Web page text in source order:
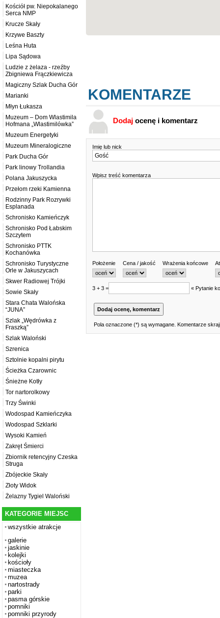
Kościół pw. Niepokalanego
Serca NMP
Krucze Skały
Krzywe Baszty
Leśna Huta
Lipa Sądowa
Ludzie z żelaza - rzeźby
Zbigniewa Frączkiewicza
Magiczny Szlak Ducha Gór
Marianki
Młyn Łukasza
Muzeum – Dom Wlastimila
Hofmana „Wlastimilówka”
Muzeum Energetyki
Muzeum Mineralogiczne
Park Ducha Gór
Park linowy Trollandia
Polana Jakuszycka
Przełom rzeki Kamienna
Rodzinny Park Rozrywki
Esplanada
Schronisko Kamieńczyk
Schronisko Pod Łabskim
Szczytem
Schronisko PTTK
Kochanówka
Schronisko Turystyczne
Orle w Jakuszycach
Skwer Radiowej Trójki
Sowie Skały
Stara Chata Walońska
“JUNA”
Szlak „Wędrówka z
Fraszką”
Szlak Waloński
Szrenica
Sztolnie kopalni pirytu
Ścieżka Czarownic
Śnieżne Kotły
Tor nartorolkowy
Trzy Świnki
Wodospad Kamieńczyka
Wodospad Szklarki
Wysoki Kamień
Zakręt Śmierci
Zbiornik retencyjny Czeska
Struga
Zbójeckie Skały
Złoty Widok
Żelazny Tygiel Waloński
KATEGORIE MIEJSC
wszystkie atrakcje
galerie
jaskinie
kolejki
kościoły
miasteczka
muzea
nartostrady
parki
pasma górskie
pomniki
pomniki przyrody
KOMENTARZE
Dodaj ocenę i komentarz
Imię lub nick
Wpisz treść komentarza
Położenie Cena / jakość Wrażenia końcowe
3 + 3 = « Pytanie
Pola oznaczone (*) są wymagane. Komentarze